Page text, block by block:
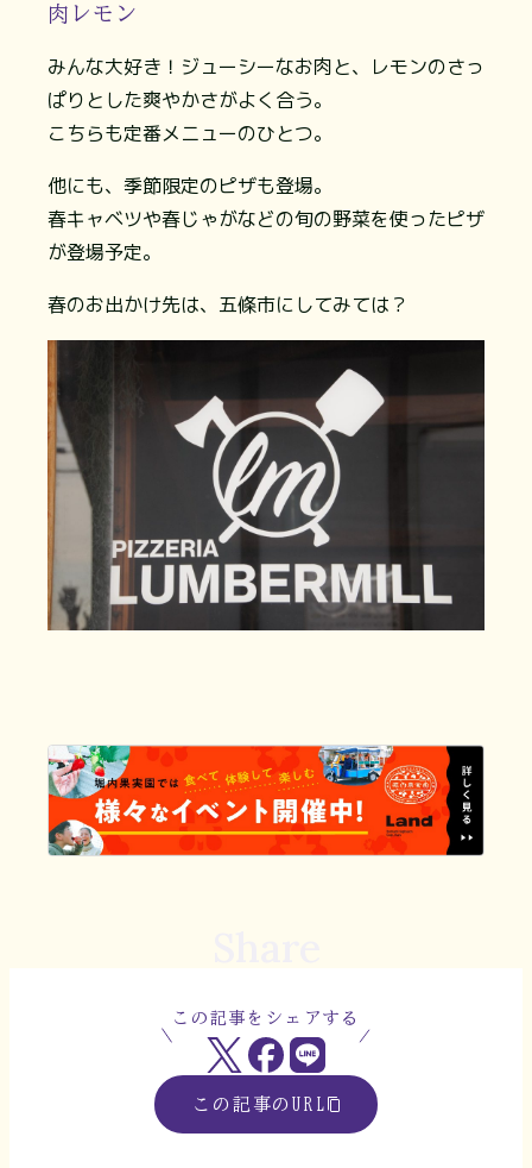
肉レモン
みんな大好き！ジューシーなお肉と、レモンのさっ
ぱりとした爽やかさがよく合う。
こちらも定番メニューのひとつ。
他にも、季節限定のピザも登場。
春キャベツや春じゃがなどの旬の野菜を使ったピザ
が登場予定。
春のお出かけ先は、五條市にしてみては？
この記事をシェアする
この記事のURL